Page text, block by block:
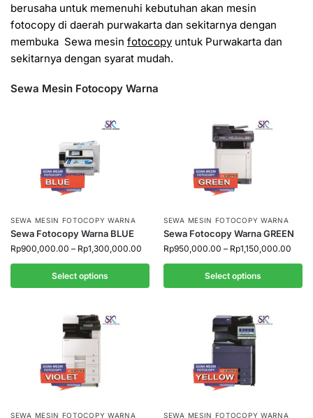
berusaha untuk memenuhi kebutuhan akan mesin
fotocopy di daerah purwakarta dan sekitarnya dengan
membuka Sewa mesin fotocopy untuk Purwakarta dan
sekitarnya dengan syarat mudah.
Sewa Mesin Fotocopy Warna
SEWA MESIN FOTOCOPY WARNA
Sewa Fotocopy Warna BLUE
Rp900,000.00 – Rp1,300,000.00
Select options
SEWA MESIN FOTOCOPY WARNA
Sewa Fotocopy Warna GREEN
Rp950,000.00 – Rp1,150,000.00
Select options
SEWA MESIN FOTOCOPY WARNA SEWA MESIN FOTOCOPY WARNA